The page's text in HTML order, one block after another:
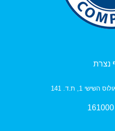
נצרת
1, ת.ד. 141